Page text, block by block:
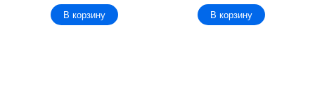
В корзину В корзину